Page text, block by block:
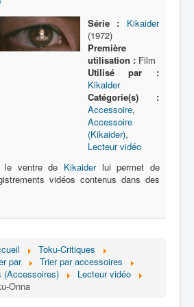
Série :
Kikaider
(1972)
Première
utilisation :Film
Utilisé par :
Kikaider
Catégorie(s) :
Accessoire,
Accessoire
(Kikaider),
Lecteur vidéo
le ventre de Kikaiderlui permet de
vidéos contenus dans des
Toku-Critiques
par
Trier par accessoires
(Accessoires)
Lecteur vidéo
Onna